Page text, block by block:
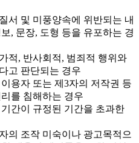
서 및 미풍양속에 위반되는 내
, 문장, 도형 등을 유포하는 경
적, 반사회적, 범죄적 행위와
고 판단되는 경우
용자 또는 제3자의 저작권 등
를 침해하는 경우
기간이 규정된 기간을 초과한
의 조작 미숙이나 광고목적으